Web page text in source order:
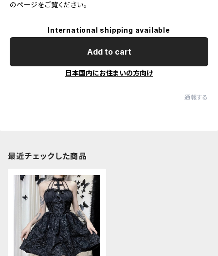
のページをご覧ください。
International shipping available
Add to cart
日本国内にお住まいの方向け
通報する
最近チェックした商品